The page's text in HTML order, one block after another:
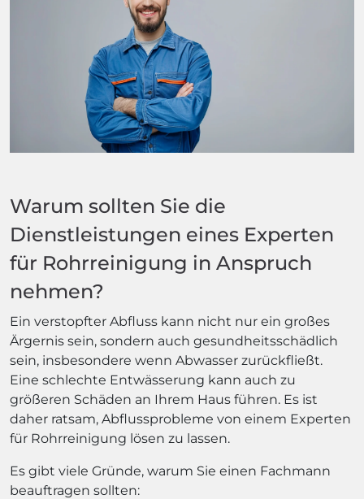
Warum sollten Sie die
Dienstleistungen eines Experten
für Rohrreinigung in Anspruch
nehmen?
Ein verstopfter Abfluss kann nicht nur ein großes
Ärgernis sein, sondern auch gesundheitsschädlich
sein, insbesondere wenn Abwasser zurückfließt.
Eine schlechte Entwässerung kann auch zu
größeren Schäden an Ihrem Haus führen. Es ist
daher ratsam, Abflussprobleme von einem Experten
für Rohrreinigung lösen zu lassen.
Es gibt viele Gründe, warum Sie einen Fachmann
beauftragen sollten: